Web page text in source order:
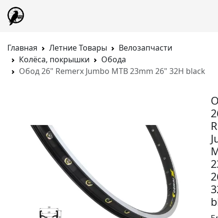
Главная Летние Товары
Велозапчасти
Колёса, покрышки
Обода
Обод 26" Remerx Jumbo MTB 23mm 26" 32H black